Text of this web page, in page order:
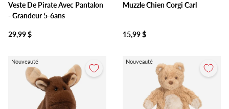
Veste De Pirate Avec Pantalon
- Grandeur 5-6ans
29,99 $
Muzzle Chien Corgi Carl
15,99 $
Nouveauté Nouveauté